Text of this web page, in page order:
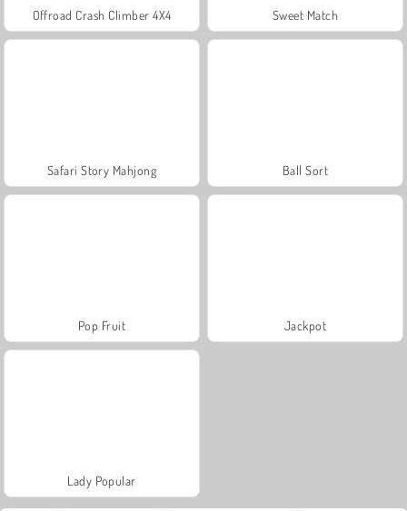
Offroad Crash Climber 4X4 Sweet Match
Safari Story Mahjong Ball Sort
Pop Fruit Jackpot
Lady Popular